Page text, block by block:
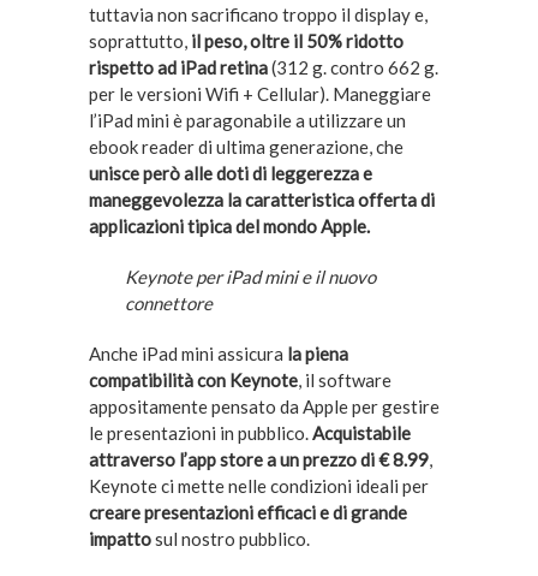
tuttavia non sacrificano troppo il display e,
soprattutto, il peso, oltre il 50% ridotto
rispetto ad iPad retina(312 g. contro 662 g.
per le versioni Wifi + Cellular). Maneggiare
l’iPad mini è paragonabile a utilizzare un
ebook reader di ultima generazione, che
unisce però alle doti di leggerezza e
maneggevolezza la caratteristica offerta di
applicazioni tipica del mondo Apple.
Keynote per iPad mini e il nuovo
connettore
Anche iPad mini assicura la piena
compatibilità con Keynote, il software
appositamente pensato da Apple per gestire
le presentazioni in pubblico.Acquistabile
attraverso l’app store a un prezzo di € 8.99,
Keynote ci mette nelle condizioni ideali per
creare presentazioni efficaci e di grande
impattosul nostro pubblico.